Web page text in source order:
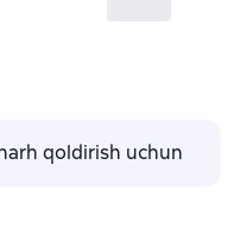
qoldirish uchun